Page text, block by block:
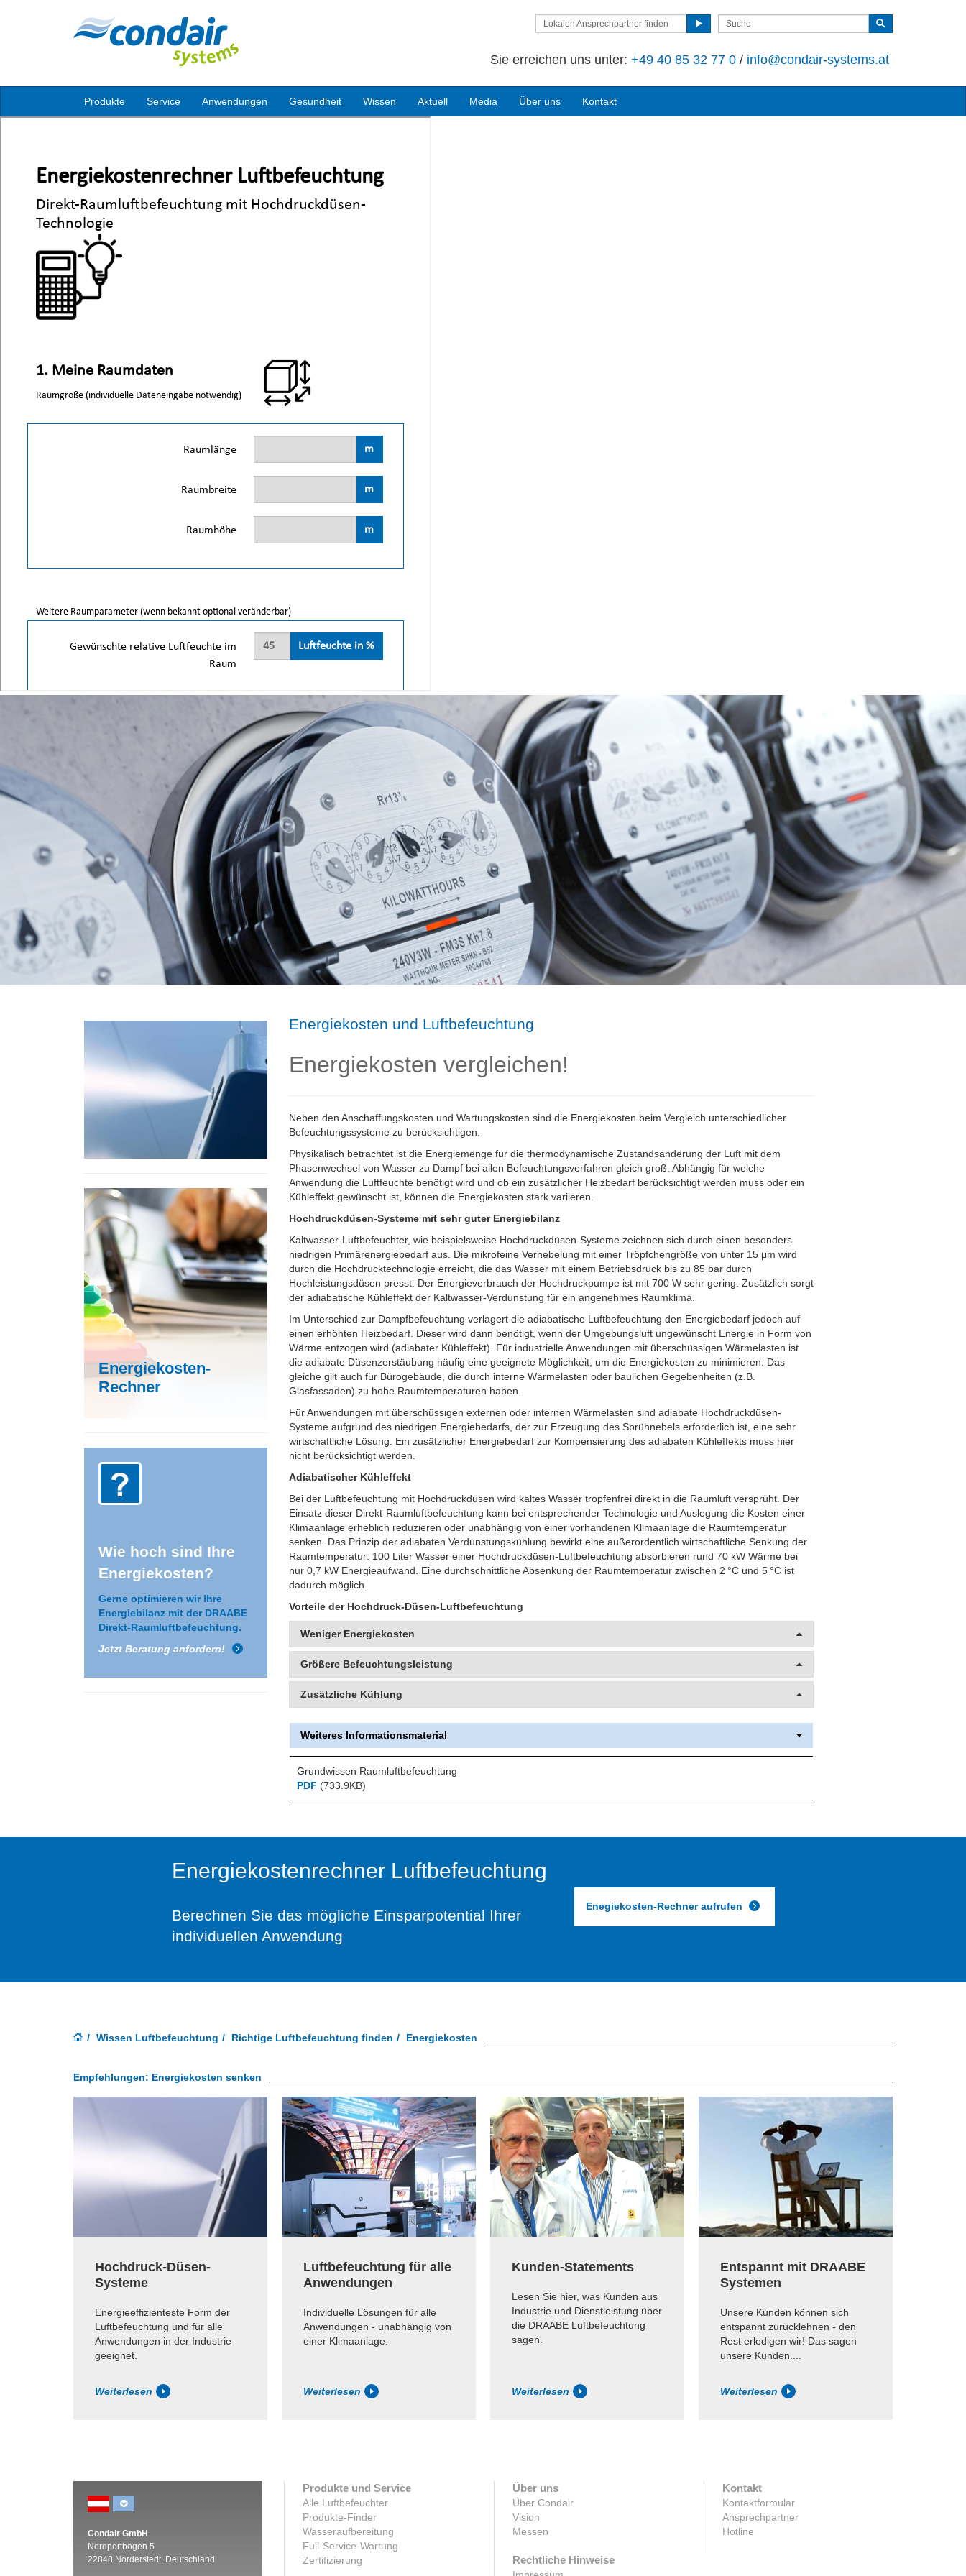
Lokalen Ansprechpartner finden
Sie erreichen uns unter: +49 40 85 32 77 0 / info@condair-systems.at
Produkte Service Anwendungen Gesundheit Wissen Aktuell Media Über uns Kontakt
Energiekosten-
Rechner
Wie hoch sind Ihre
Energiekosten?
Gerne optimieren wir Ihre
Energiebilanz mit der DRAABE
Direkt-Raumluftbefeuchtung.
Jetzt Beratung anfordern!
Energiekosten und Luftbefeuchtung
Energiekosten vergleichen!
Neben den Anschaffungskosten und Wartungskosten sind die Energiekosten beim Vergleich unterschiedlicher
Befeuchtungssysteme zu berücksichtigen.
Physikalisch betrachtet ist die Energiemenge für die thermodynamische Zustandsänderung der Luft mit dem
Phasenwechsel von Wasser zu Dampf bei allen Befeuchtungsverfahren gleich groß. Abhängig für welche
Anwendung die Luftfeuchte benötigt wird und ob ein zusätzlicher Heizbedarf berücksichtigt werden muss oder ein
Kühleffekt gewünscht ist, können die Energiekosten stark variieren.
Hochdruckdüsen-Systeme mit sehr guter Energiebilanz
Kaltwasser-Luftbefeuchter, wie beispielsweise Hochdruckdüsen-Systeme zeichnen sich durch einen besonders
niedrigen Primärenergiebedarf aus. Die mikrofeine Vernebelung mit einer Tröpfchengröße von unter 15 μm wird
durch die Hochdrucktechnologie erreicht, die das Wasser mit einem Betriebsdruck bis zu 85 bar durch
Hochleistungsdüsen presst. Der Energieverbrauch der Hochdruckpumpe ist mit 700 W sehr gering. Zusätzlich sorgt
der adiabatische Kühleffekt der Kaltwasser-Verdunstung für ein angenehmes Raumklima.
Im Unterschied zur Dampfbefeuchtung verlagert die adiabatische Luftbefeuchtung den Energiebedarf jedoch auf
einen erhöhten Heizbedarf. Dieser wird dann benötigt, wenn der Umgebungsluft ungewünscht Energie in Form von
Wärme entzogen wird (adiabater Kühleffekt). Für industrielle Anwendungen mit überschüssigen Wärmelasten ist
die adiabate Düsenzerstäubung häufig eine geeignete Möglichkeit, um die Energiekosten zu minimieren. Das
gleiche gilt auch für Bürogebäude, die durch interne Wärmelasten oder baulichen Gegebenheiten (z.B.
Glasfassaden) zu hohe Raumtemperaturen haben.
Für Anwendungen mit überschüssigen externen oder internen Wärmelasten sind adiabate Hochdruckdüsen-
Systeme aufgrund des niedrigen Energiebedarfs, der zur Erzeugung des Sprühnebels erforderlich ist, eine sehr
wirtschaftliche Lösung. Ein zusätzlicher Energiebedarf zur Kompensierung des adiabaten Kühleffekts muss hier
nicht berücksichtigt werden.
Adiabatischer Kühleffekt
Bei der Luftbefeuchtung mit Hochdruckdüsen wird kaltes Wasser tropfenfrei direkt in die Raumluft versprüht. Der
Einsatz dieser Direkt-Raumluftbefeuchtung kann bei entsprechender Technologie und Auslegung die Kosten einer
Klimaanlage erheblich reduzieren oder unabhängig von einer vorhandenen Klimaanlage die Raumtemperatur
senken. Das Prinzip der adiabaten Verdunstungskühlung bewirkt eine außerordentlich wirtschaftliche Senkung der
Raumtemperatur: 100 Liter Wasser einer Hochdruckdüsen-Luftbefeuchtung absorbieren rund 70 kW Wärme bei
nur 0,7 kW Energieaufwand. Eine durchschnittliche Absenkung der Raumtemperatur zwischen 2 °C und 5 °C ist
dadurch möglich.
Vorteile der Hochdruck-Düsen-Luftbefeuchtung
Weniger Energiekosten
Größere Befeuchtungsleistung
Zusätzliche Kühlung
Weiteres Informationsmaterial
Grundwissen Raumluftbefeuchtung
PDF (733.9KB)
Energiekostenrechner Luftbefeuchtung
Berechnen Sie das mögliche Einsparpotential Ihrer
individuellen Anwendung
Enegiekosten-Rechner aufrufen
Wissen Luftbefeuchtung Richtige Luftbefeuchtung finden Energiekosten
Empfehlungen: Energiekosten senken
Hochdruck-Düsen-
Systeme
Energieeffizienteste Form der
Luftbefeuchtung und für alle
Anwendungen in der Industrie
geeignet.
Weiterlesen
Luftbefeuchtung für alle
Anwendungen
Individuelle Lösungen für alle
Anwendungen - unabhängig von
einer Klimaanlage.
Weiterlesen
Kunden-Statements
Lesen Sie hier, was Kunden aus
Industrie und Dienstleistung über
die DRAABE Luftbefeuchtung
sagen.
Weiterlesen
Entspannt mit DRAABE
Systemen
Unsere Kunden können sich
entspannt zurücklehnen - den
Rest erledigen wir! Das sagen
unsere Kunden....
Weiterlesen
Condair GmbH
Nordportbogen 5
22848 Norderstedt, Deutschland
Produkte und Service
Alle Luftbefeuchter
Produkte-Finder
Wasseraufbereitung
Full-Service-Wartung
Zertifizierung
Über uns
Über Condair
Vision
Messen
Rechtliche Hinweise
Kontakt
Kontaktformular
Ansprechpartner
Hotline